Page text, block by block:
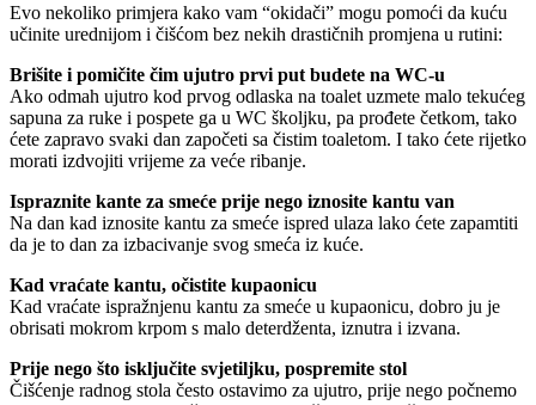
Evo nekoliko primjera kako vam “okidači” mogu pomoći da kuću
učinite urednijom i čišćom bez nekih drastičnih promjena u rutini:
Brišite i pomičite čim ujutro prvi put budete na WC-u
Ako odmah ujutro kod prvog odlaska na toalet uzmete malo tekućeg
sapuna za ruke i pospete ga u WC školjku, pa prođete četkom, tako
ćete zapravo svaki dan započeti sa čistim toaletom. I tako ćete rijetko
morati izdvojiti vrijeme za veće ribanje.
Ispraznite kante za smeće prije nego iznosite kantu van
Na dan kad iznosite kantu za smeće ispred ulaza lako ćete zapamtiti
da je to dan za izbacivanje svog smeća iz kuće.
Kad vraćate kantu, očistite kupaonicu
Kad vraćate ispražnjenu kantu za smeće u kupaonicu, dobro ju je
obrisati mokrom krpom s malo deterdženta, iznutra i izvana.
Prije nego što isključite svjetiljku, pospremite stol
Čišćenje radnog stola često ostavimo za ujutro, prije nego počnemo